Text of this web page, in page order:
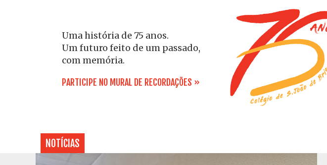
Uma história de 75 anos.
Um futuro feito de um passado,
com memória.
PARTICIPE NO MURAL DE RECORDAÇÕES »
NOTÍCIAS